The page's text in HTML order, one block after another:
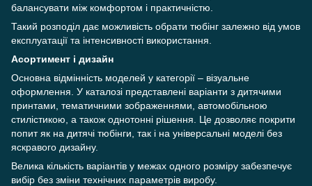
балансувати між комфортом і практичністю.
Такий розподіл дає можливість обрати тюбінг залежно від умов
експлуатації та інтенсивності використання.
Асортимент і дизайн
Основна відмінність моделей у категорії – візуальне
оформлення. У каталозі представлені варіанти з дитячими
принтами, тематичними зображеннями, автомобільною
стилістикою, а також однотонні рішення. Це дозволяє покрити
попит як на дитячі тюбінги, так і на універсальні моделі без
яскравого дизайну.
Велика кількість варіантів у межах одного розміру забезпечує
вибір без зміни технічних параметрів виробу.